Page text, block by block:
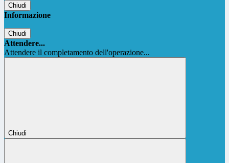
Chiudi
Informazione
Chiudi
Attendere...
Attendere il completamento dell'operazione...
Chiudi